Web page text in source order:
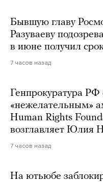
Бывшую главу
Разуваеву
в июне получил
7 часов назад
Генпрокуратура РФ
«нежелательным»
Human Rights
возглавляет Юлия
7 часов назад
На ютьюбе